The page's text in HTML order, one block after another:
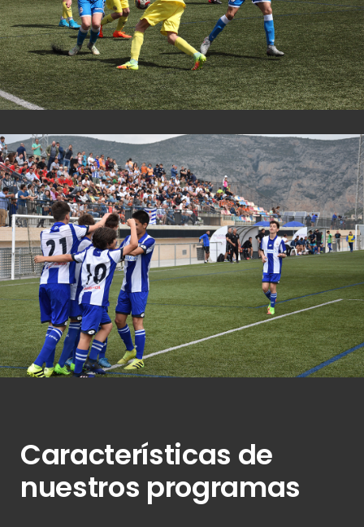
View Fullscreen
Características de
nuestros programas